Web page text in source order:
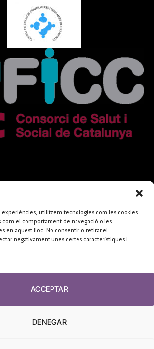
experiències, utilitzem tecnologies com les cookies
com el comportament de navegació o les
en aquest lloc. No consentir o retirar el
negativament unes certes característiques i
ACCEPTAR
DENEGAR